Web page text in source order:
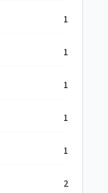
1
1
1
1
1
2